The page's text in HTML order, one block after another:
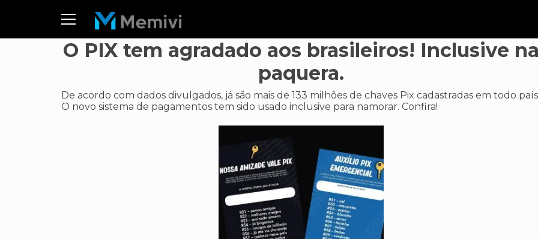
O PIX tem agradado aos brasileiros! Inclusive
paquera.
De acordo com dados divulgados, já são mais de 133 milhões de chaves Pix cadastradas em todo
O novo sistema de pagamentos tem sido usado inclusive para namorar. Confira!